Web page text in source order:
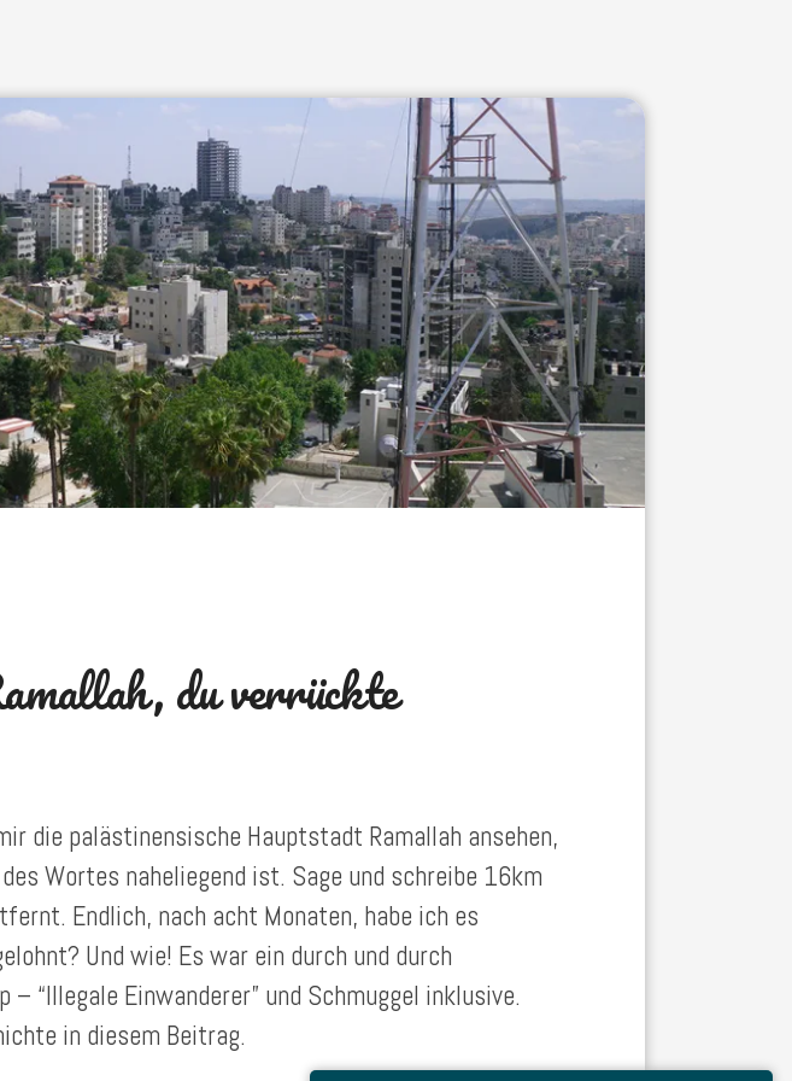
du verrückte
die palästinensische Hauptstadt Ramallah ansehen,
Wortes naheliegend ist. Sage und schreibe 16km
Endlich, nach acht Monaten, habe ich es
Und wie! Es war ein durch und durch
“Illegale Einwanderer” und Schmuggel inklusive.
in diesem Beitrag.